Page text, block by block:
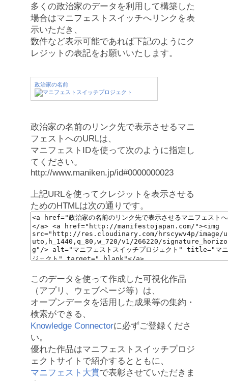
多くの政治家のデータを利用して構築した
場合はマニフェストスイッチへリンクを表
示いただき、
数件など表示可能であれば下記のようにク
レジットの表記をお願いいたします。
政治家の名前
政治家の名前のリンク先で表示させるマニ
フェストへのURLは、
マニフェストIDを使って次のように指定し
てください。
http://www.maniken.jp/id#0000000023
上記URLを使ってクレジットを表示させる
ためのHTMLは次の通りです。
このデータを使って作成した可視化作品
（アプリ、ウェブページ等）は、
オープンデータを活用した成果等の集約・
検索ができる、
Knowledge Connectorに必ずご登録くださ
い。
優れた作品はマニフェストスイッチプロジ
ェクトサイトで紹介するとともに、
マニフェスト大賞で表彰させていただきま